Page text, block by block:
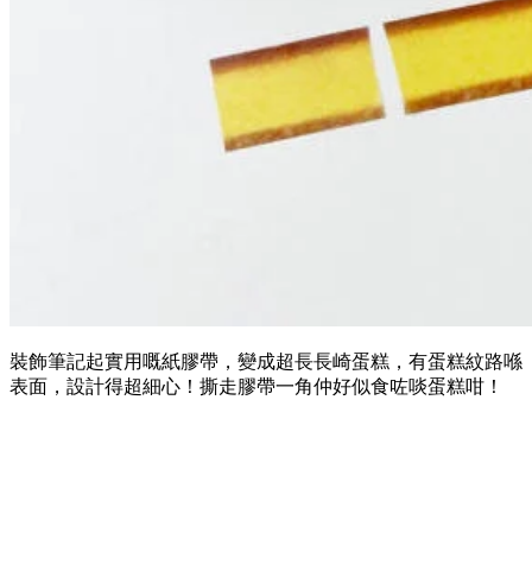
裝飾筆記起實用嘅紙膠帶，變成超長長崎蛋糕，有蛋糕紋路喺
表面，設計得超細心！撕走膠帶一角仲好似食咗啖蛋糕咁！